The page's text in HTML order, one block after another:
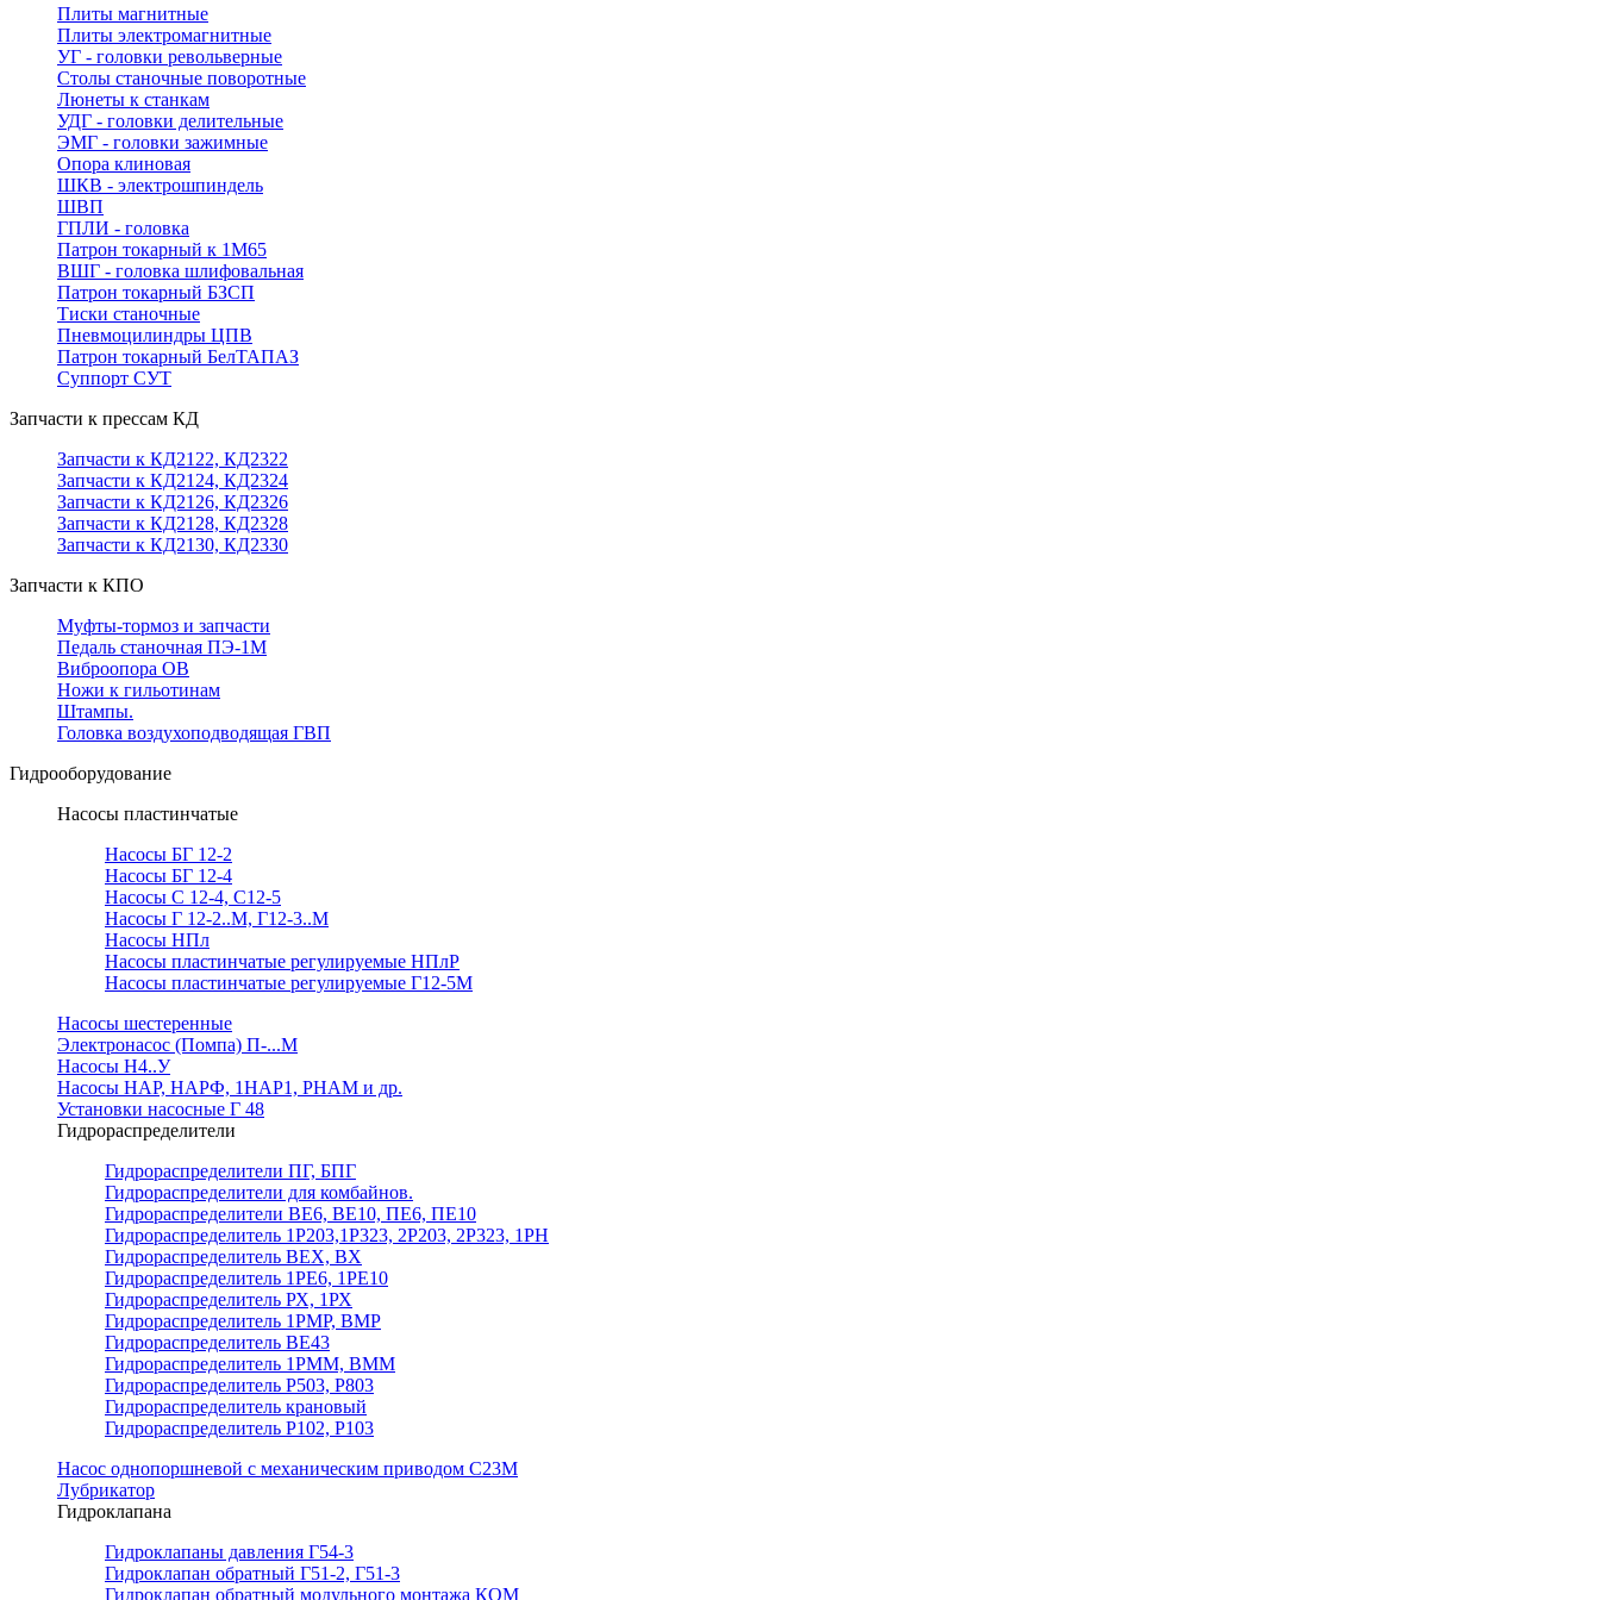
Плиты магнитные
Плиты электромагнитные
УГ - головки револьверные
Столы станочные поворотные
Люнеты к станкам
УДГ - головки делительные
ЭМГ - головки зажимные
Опора клиновая
ШКВ - электрошпиндель
ШВП
ГПЛИ - головка
Патрон токарный к 1М65
ВШГ - головка шлифовальная
Патрон токарный БЗСП
Тиски станочные
Пневмоцилиндры ЦПВ
Патрон токарный БелТАПАЗ
Суппорт СУТ
Запчасти к прессам КД
Запчасти к КД2122, КД2322
Запчасти к КД2124, КД2324
Запчасти к КД2126, КД2326
Запчасти к КД2128, КД2328
Запчасти к КД2130, КД2330
Запчасти к КПО
Муфты-тормоз и запчасти
Педаль станочная ПЭ-1М
Виброопора ОВ
Ножи к гильотинам
Штампы.
Головка воздухоподводящая ГВП
Гидрооборудование
Насосы пластинчатые
Насосы БГ 12-2
Насосы БГ 12-4
Насосы С 12-4, С12-5
Насосы Г 12-2..М, Г12-3..М
Насосы НПл
Насосы пластинчатые регулируемые НПлР
Насосы пластинчатые регулируемые Г12-5М
Насосы шестеренные
Электронасос (Помпа) П-...М
Насосы Н4..У
Насосы НАР, НАРФ, 1НАР1, РНАМ и др.
Установки насосные Г 48
Гидрораспределители
Гидрораспределители ПГ, БПГ
Гидрораспределители для комбайнов.
Гидрораспределители ВЕ6, ВЕ10, ПЕ6, ПЕ10
Гидрораспределитель 1Р203,1Р323, 2Р203, 2Р323, 1РН
Гидрораспределитель ВЕХ, ВХ
Гидрораспределитель 1РЕ6, 1РЕ10
Гидрораспределитель РХ, 1РХ
Гидрораспределитель 1РМР, ВМР
Гидрораспределитель ВЕ43
Гидрораспределитель 1РММ, ВММ
Гидрораспределитель Р503, Р803
Гидрораспределитель крановый
Гидрораспределитель Р102, Р103
Насос однопоршневой с механическим приводом С23М
Лубрикатор
Гидроклапана
Гидроклапаны давления Г54-3
Гидроклапан обратный Г51-2, Г51-3
Гидроклапан обратный модульного монтажа КОМ